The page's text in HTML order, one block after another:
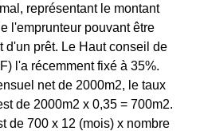
représentant le montant
l'emprunteur pouvant être
d'un prêt. Le Haut conseil de
l'a récemment fixé à 35%.
net de 2000m2, le taux
de 2000m2 x 0,35 = 700m2.
de 700 x 12 (mois) x nombre